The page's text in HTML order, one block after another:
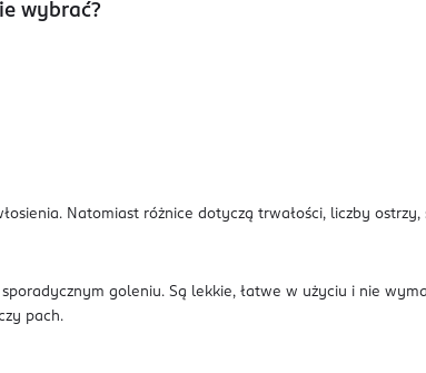
wybrać?
Natomiast różnice dotyczą trwałości, liczby
goleniu. Są lekkie, łatwe w użyciu i nie
pach.